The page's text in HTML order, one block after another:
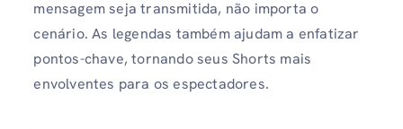
mensagem seja transmitida, não importa o
cenário. As legendas também ajudam a enfatizar
pontos-chave, tornando seus Shorts mais
envolventes para os espectadores.